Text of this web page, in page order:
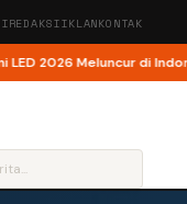
REDAKSIIKLANKONTAK
2026 Meluncur di